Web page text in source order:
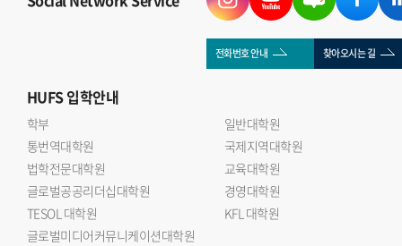
전화번호 안내 찾아오시는 길
HUFS입학안내
학부
일반대학원
통번역대학원
국제지역대학원
법학전문대학원
교육대학원
글로벌공공리더십대학원
경영대학원
TESOL 대학원
KFL 대학원
글로벌미디어커뮤니케이션대학원